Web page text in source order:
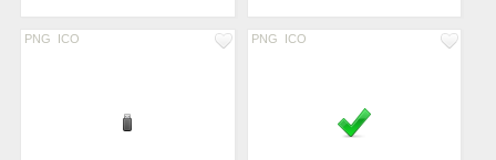
PNG ICO PNG ICO